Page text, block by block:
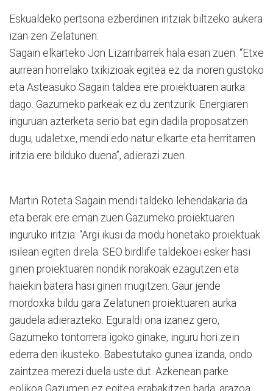
Eskualdeko pertsona ezberdinen iritziak biltzeko aukera
izan zen Zelatunen:
Sagain elkarteko Jon Lizarribarrek hala esan zuen: “Etxe
aurrean horrelako txikizioak egitea ez da inoren gustoko
eta Asteasuko Sagain taldea ere proiektuaren aurka
dago. Gazumeko parkeak ez du zentzurik. Energiaren
inguruan azterketa serio bat egin dadila proposatzen
dugu, udaletxe, mendi edo natur elkarte eta herritarren
iritzia ere bilduko duena”, adierazi zuen.
Martin Roteta Sagain mendi taldeko lehendakaria da
eta berak ere eman zuen Gazumeko proiektuaren
inguruko iritzia: “Argi ikusi da modu honetako proiektuak
isilean egiten direla. SEO birdlife taldekoei esker hasi
ginen proiektuaren nondik norakoak ezagutzen eta
haiekin batera hasi ginen mugitzen. Gaur jende
mordoxka bildu gara Zelatunen proiektuaren aurka
gaudela adierazteko. Eguraldi ona izanez gero,
Gazumeko tontorrera igoko ginake, inguru hori zein
ederra den ikusteko. Babestutako gunea izanda, ondo
zaintzea merezi duela uste dut. Azkenean parke
eolikoa Gazumen ez egitea erabakitzen bada, arazoa